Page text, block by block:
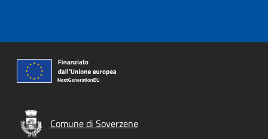
Comune di Soverzene